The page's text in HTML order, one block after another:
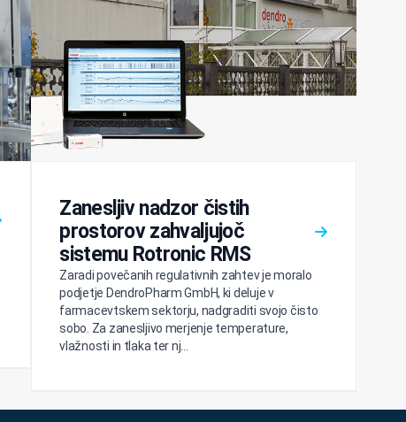
Zanesljiv nadzor čistih
prostorov zahvaljujoč
sistemu Rotronic RMS
Zaradi povečanih regulativnih zahtev je moralo
podjetje DendroPharm GmbH, ki deluje v
farmacevtskem sektorju, nadgraditi svojo čisto
sobo. Za zanesljivo merjenje temperature,
vlažnosti in tlaka ter nj...